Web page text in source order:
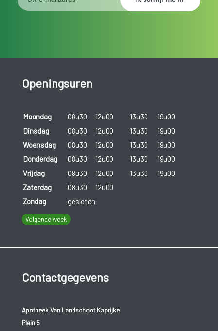
Openingsuren
Maandag 08u30 12u00 13u30
19u00
Dinsdag
08u30 12u00 13u30
19u00
Woensdag
08u30 12u00 13u30
19u00
Donderdag
08u30 12u00 13u30
19u00
Vrijdag
08u30 12u00 13u30
19u00
Zaterdag
08u30
12u00
Zondag
gesloten
Volgende week
Contactgegevens
Apotheek Van Landschoot Kaprijke
Plein 5